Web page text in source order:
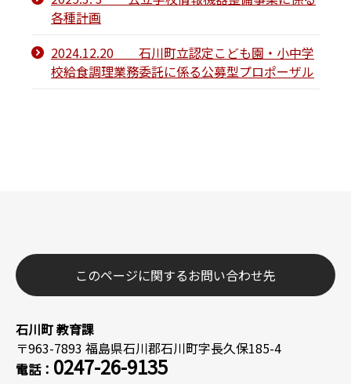
各種計画
2024.12.20 石川町立認定こども園・小中学
校給食調理業務委託に係る公募型プロポーザル
このページに関するお問い合わせ先
石川町 教育課
〒963-7893 福島県石川郡石川町字長久保185-4
電話： 0247-26-9135